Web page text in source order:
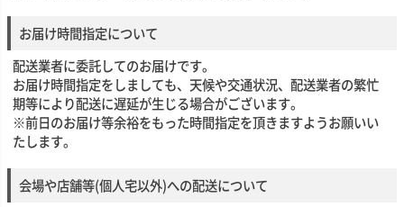
お届け時間指定について
配送業者に委託してのお届けです。
お届け時間指定をしましても、天候や交通状況、配送業者の繁忙
期等により配送に遅延が生じる場合がございます。
※前日のお届け等余裕をもった時間指定を頂きますようお願いい
たします。
会場や店舗等(個人宅以外)への配送について